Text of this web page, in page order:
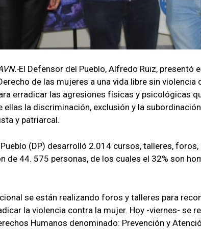
El Defensor del Pueblo, Alfredo Ruiz, presentó
de las mujeres a una vida libre sin
erradicar las agresiones físicas y psicológicas
ellas la discriminación, exclusión y la
y patriarcal.
(DP) desarrolló 2.014 cursos, talleres,
de 44. 575 personas, de los cuales el 32% son
se están realizando foros y talleres para
la violencia contra la mujer. Hoy -viernes- se
Humanos denominado: Prevención y